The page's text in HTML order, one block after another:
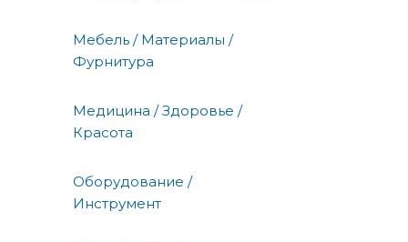
Мебель / Материалы /
Фурнитура
Медицина / Здоровье /
Красота
Оборудование /
Инструмент